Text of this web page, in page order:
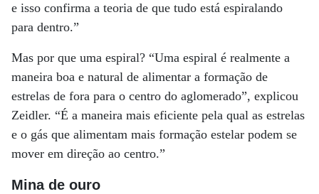
e isso confirma a teoria de que tudo está espiralando
para dentro.”
Mas por que uma espiral? “Uma espiral é realmente a
maneira boa e natural de alimentar a formação de
estrelas de fora para o centro do aglomerado”, explicou
Zeidler. “É a maneira mais eficiente pela qual as estrelas
e o gás que alimentam mais formação estelar podem se
mover em direção ao centro.”
Mina de ouro